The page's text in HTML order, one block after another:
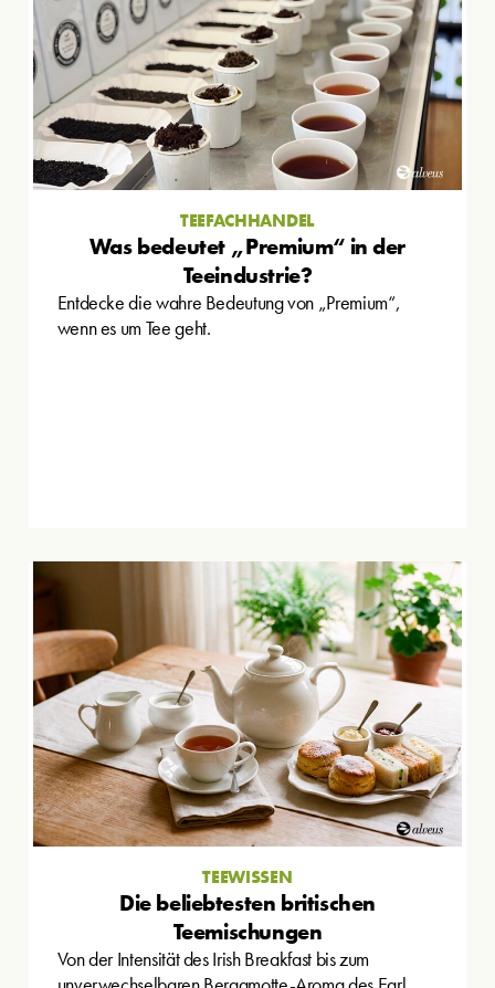
TEEFACHHANDEL
Was bedeutet „Premium“ in der
Teeindustrie?
Entdecke die wahre Bedeutung von „Premium“,
wenn es um Tee geht.
TEEWISSEN
Die beliebtesten britischen
Teemischungen
Von der Intensität des Irish Breakfast bis zum